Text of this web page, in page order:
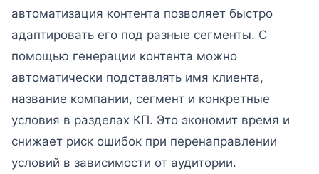
автоматизация контента позволяет быстро
адаптировать его под разные сегменты. С
помощью генерации контента можно
автоматически подставлять имя клиента,
название компании, сегмент и конкретные
условия в разделах КП. Это экономит время и
снижает риск ошибок при перенаправлении
условий в зависимости от аудитории.